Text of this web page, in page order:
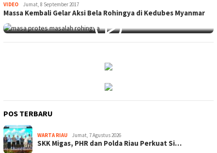
VIDEO adminq#
Jumat, 8 September 2017
Massa Kembali Gelar Aksi Bela Rohingya di Kedubes Myanmar
POS TERBARU
WARTA RIAU Jumat, 7 Agustus 2026
SKK Migas, PHR dan Polda Riau Perkuat Si…